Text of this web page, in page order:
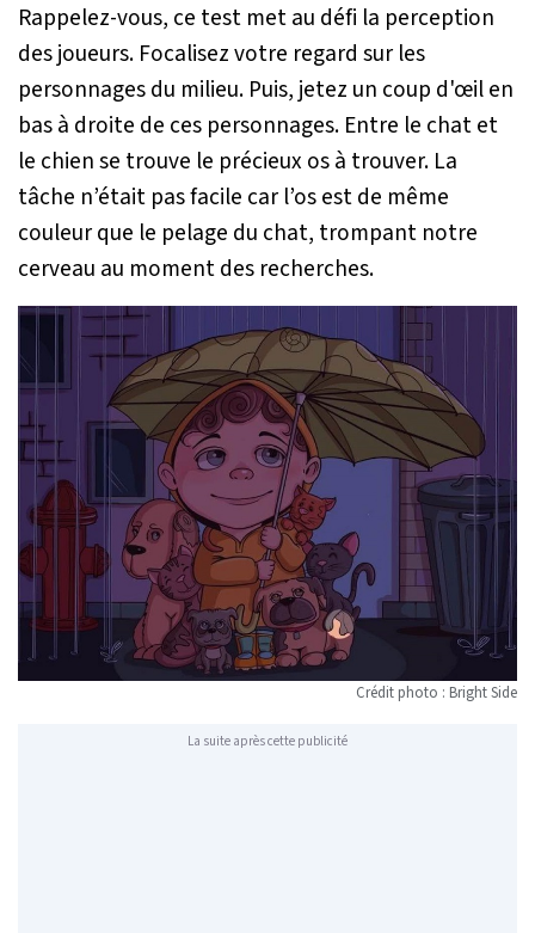
Rappelez-vous, ce test met au défi la perception
des joueurs. Focalisez votre regard sur les
personnages du milieu. Puis, jetez un coup d'œil en
bas à droite de ces personnages. Entre le chat et
le chien se trouve le précieux os à trouver. La
tâche n’était pas facile car l’os est de même
couleur que le pelage du chat, trompant notre
cerveau au moment des recherches.
Crédit photo : Bright Side
La suite après cette publicité